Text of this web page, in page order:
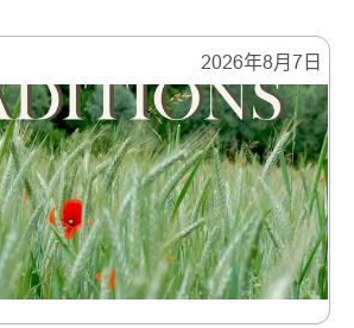
2026年8月7日